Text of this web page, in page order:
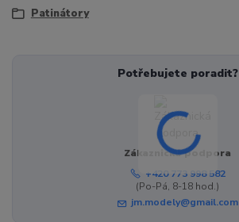
Patinátory
Potřebujete poradit?
Zákaznická podpora
+420 773 998 582
(Po-Pá, 8-18 hod.)
jm.modely@gmail.com